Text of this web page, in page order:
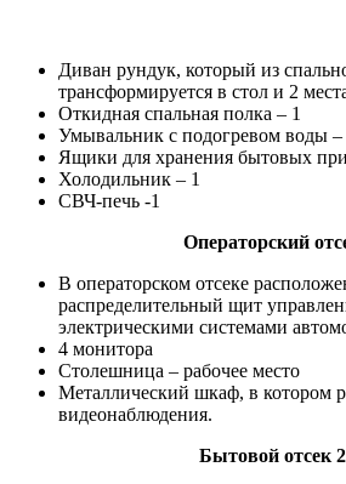
Диван рундук, который из
трансформируется в стол и 2
Откидная спальная полка – 1
Умывальник с подогревом воды –
Ящики для хранения бытовых
Холодильник – 1
СВЧ-печь -1
Операторский
В операторском отсеке
распределительный щит
электрическими системами
4 монитора
Столешница – рабочее место
Металлический шкаф, в котором
видеонаблюдения.
Бытовой отсек 2